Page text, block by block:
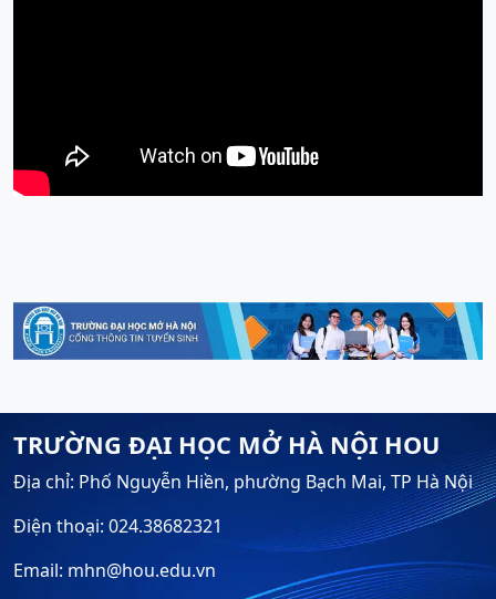
TRƯỜNG ĐẠI HỌC MỞ HÀ NỘI HOU
Địa chỉ: Phố Nguyễn Hiền, phường Bạch Mai, TP Hà Nội
Điện thoại: 024.38682321
Email: mhn@hou.edu.vn